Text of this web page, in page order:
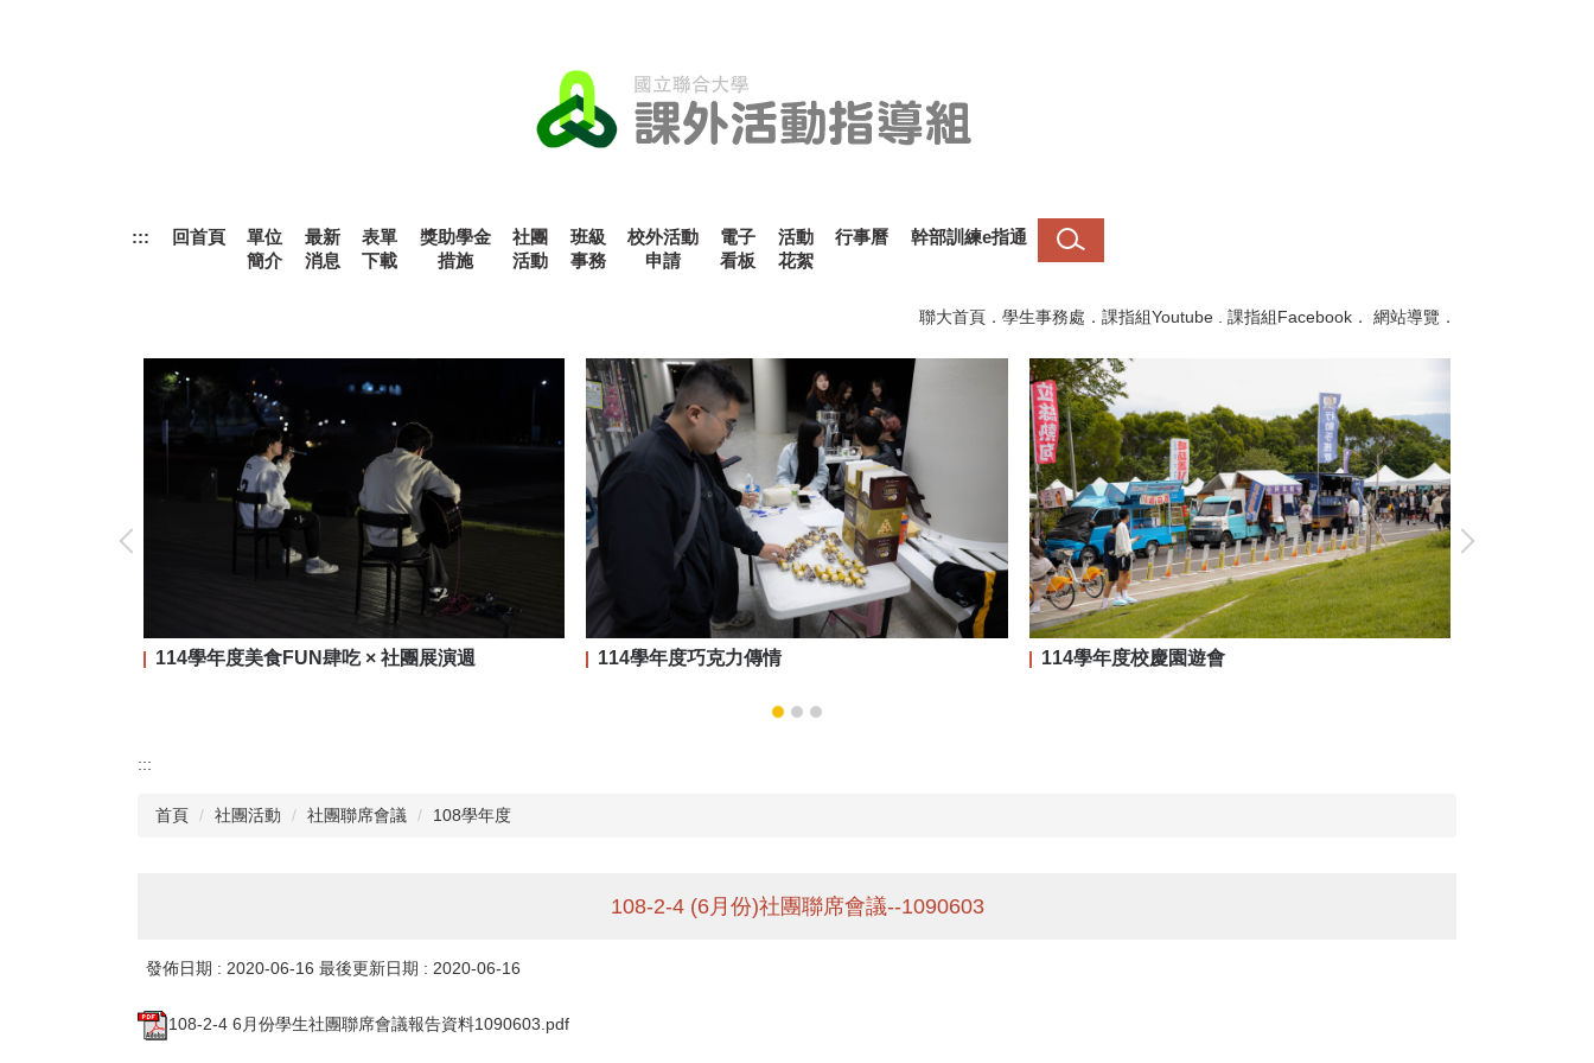
::: 回首頁
單位
簡介
最新
消息
表單
下載
獎助學金
措施
社團
活動
班級
事務
校外活動
申請
電子
看板
活動
花絮
行事曆 幹部訓練e指通
聯大首頁 ． 學生事務處 ． 課指組Youtube 課指組Facebook ． 網站導覽 ．
114學年度美食FUN肆吃 × 社團展演週 114學年度巧克力傳情 114學年度校慶園遊會
:::
首頁 社團活動 社團聯席會議 108學年度
108-2-4 (6月份)社團聯席會議--1090603
發佈日期 : 2020-06-16 最後更新日期 : 2020-06-16
108-2-4 6月份學生社團聯席會議報告資料1090603.pdf